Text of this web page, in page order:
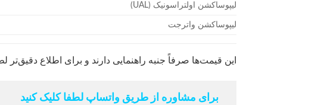
لیپوساکشن اولتراسونیک (UAL)
لیپوساکشن واترجت
این قیمت‌ها صرفاً جنبه راهنمایی دارند و برای اطلاع
برای مشاوره از طریق واتساپ لطفا کلیک کنید